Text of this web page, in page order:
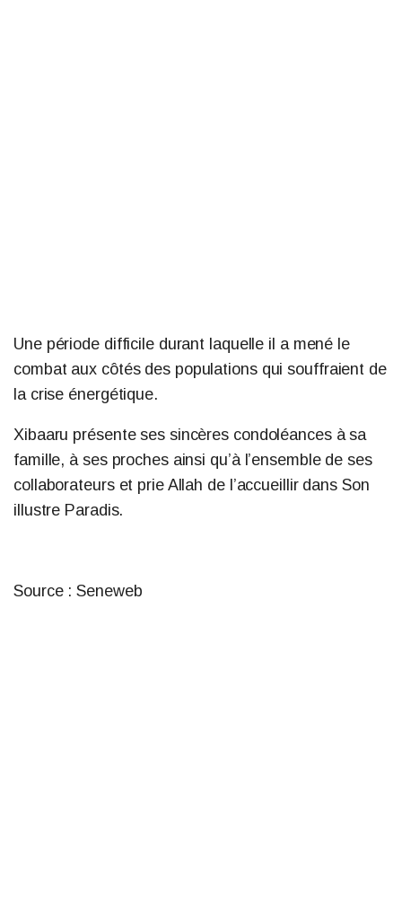
Une période difficile durant laquelle il a mené le
combat aux côtés des populations qui souffraient de
la crise énergétique.
Xibaaru présente ses sincères condoléances à sa
famille, à ses proches ainsi qu’à l’ensemble de ses
collaborateurs et prie Allah de l’accueillir dans Son
illustre Paradis.
Source : Seneweb